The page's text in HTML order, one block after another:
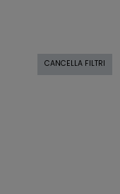
CANCELLA FILTRI